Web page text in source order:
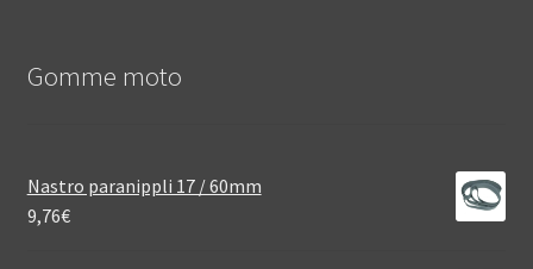
Gomme moto
Nastro paranippli 17 / 60mm
9,76€